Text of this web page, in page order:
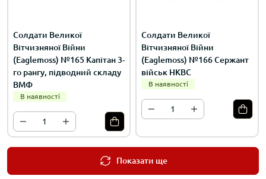
Солдати Великої
Вітчизняної Війни
(Eaglemoss) №165 Капітан 3-
го рангу, підводний складу
ВМФ
В наявності
Солдати Великої
Вітчизняної Війни
(Eaglemoss) №166 Сержант
військ НКВС
В наявності
Показати ще